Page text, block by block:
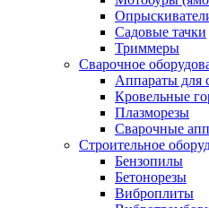
Садовые тачки
Триммеры
Сварочное
Аппараты для
Кровельные
Плазморезы
Сварочные
Строительное
Бензопилы
Бетонорезы
Виброплиты